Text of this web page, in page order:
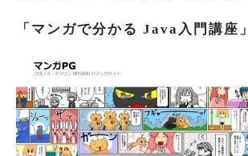
「マンガで分かる Java入門講座」